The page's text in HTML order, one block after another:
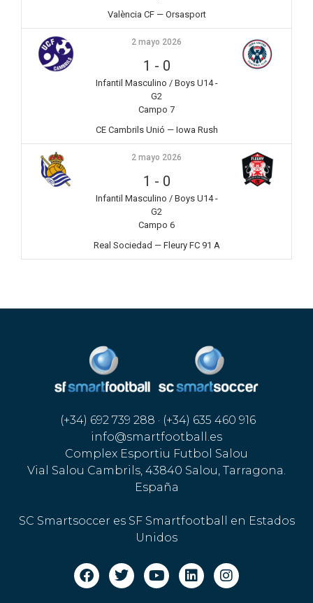
València CF — Orsasport
2 mayo 2026
1 - 0
Infantil Masculino / Boys U14 -
G2
Campo 7
CE Cambrils Unió — Iowa Rush
2 mayo 2026
1 - 0
Infantil Masculino / Boys U14 -
G2
Campo 6
Real Sociedad — Fleury FC 91 A
(+34) 692 739 288 · (+34) 635 460 916
info@smartfootball.es
Complex Esportiu Futbol Salou
Vial Salou Cambrils, 43840 Salou, Tarragona.
España
SC Smartsoccer es SF Smartfootball en Estados
Unidos